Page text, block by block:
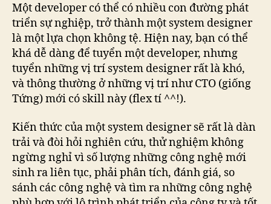
Một developer có thể có nhiều con đường phát
triển sự nghiệp, trở thành một system designer
là một lựa chọn không tệ. Hiện nay, bạn có thể
khá dễ dàng để tuyển một developer, nhưng
tuyển những vị trí system designer rất là khó,
và thông thường ở những vị trí như CTO (giống
Tứng) mới có skill này (flex tí ^^!).
Kiến thức của một system designer sẽ rất là dàn
trải và đòi hỏi nghiên cứu, thử nghiệm không
ngừng nghỉ vì số lượng những công nghệ mới
sinh ra liên tục, phải phân tích, đánh giá, so
sánh các công nghệ và tìm ra những công nghệ